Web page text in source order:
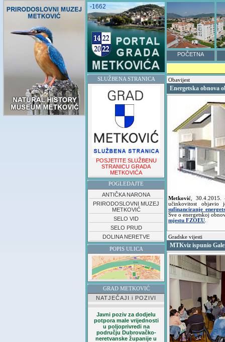
-1662
POČETNA
SLUŽBENA STRANICA
POSJETITE SLUŽBENU
STRANICU GRADA
METKOVIĆA
POGLEDAJTE
ANTIČKA NARONA
PRIRODOSLOVNI MUZEJ
METKOVIĆ
SELO VID
SELO PRUD
DOLINA NERETVE
POPIS ULICA
GRAD METKOVIĆ
NATJEČAJI i POZIVI
Javni poziv za dodjelu
potpora male vrijednosti
u poljoprivredi na
području Dubrovačko-
neretvanske županije u
Obavijest
Energetska obnova
Metković 30.4.2015.
učinkovitost
sufinanciranje
Sve o energetskoj
mjestu FZOEU
Gradske vijesti
MTKviz ispunio